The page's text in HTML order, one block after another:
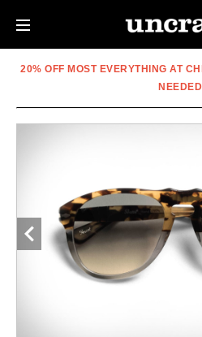
20% OFF MOST EVERYTHING AT